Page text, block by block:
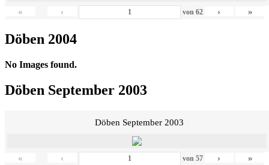
« ‹ von 62 › »
Döben 2004
No Images found.
Döben September 2003
Döben September 2003
« ‹ von 57 › »